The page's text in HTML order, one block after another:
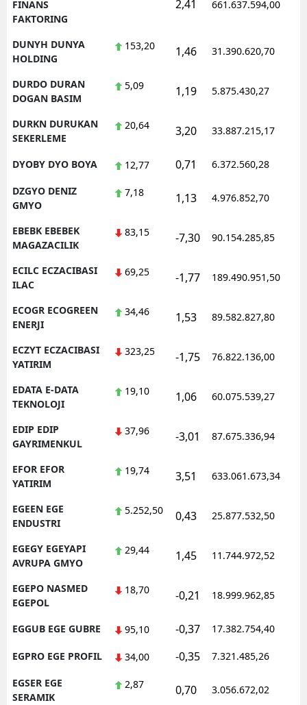
FINANS
FAKTORING
2,41 661.637.594,00
DUNYH DUNYA
HOLDING
153,20 1,46 31.390.620,70
DURDO DURAN
DOGAN BASIM
5,09 1,19 5.875.430,27
DURKN DURUKAN
SEKERLEME
20,64 3,20 33.887.215,17
DYOBY DYO BOYA 12,77 0,71 6.372.560,28
DZGYO DENIZ
GMYO
7,18 1,13 4.976.852,70
EBEBK EBEBEK
MAGAZACILIK
83,15 -7,30 90.154.285,85
ECILC ECZACIBASI
ILAC
69,25 -1,77 189.490.951,50
ECOGR ECOGREEN
ENERJI
34,46 1,53 89.582.827,80
ECZYT ECZACIBASI
YATIRIM
323,25 -1,75 76.822.136,00
EDATA E-DATA
TEKNOLOJI
19,10 1,06 60.075.539,27
EDIP EDIP
GAYRIMENKUL
37,96 -3,01 87.675.336,94
EFOR EFOR
YATIRIM
19,74 3,51 633.061.673,34
EGEEN EGE
ENDUSTRI
5.252,50 0,43 25.877.532,50
EGEGY EGEYAPI
AVRUPA GMYO
29,44 1,45 11.744.972,52
EGEPO NASMED
EGEPOL
18,70 -0,21 18.999.962,85
EGGUB EGE GUBRE 95,10 -0,37 17.382.754,40
EGPRO EGE PROFIL 34,00 -0,35 7.321.485,26
EGSER EGE
SERAMIK
2,87 0,70 3.056.672,02